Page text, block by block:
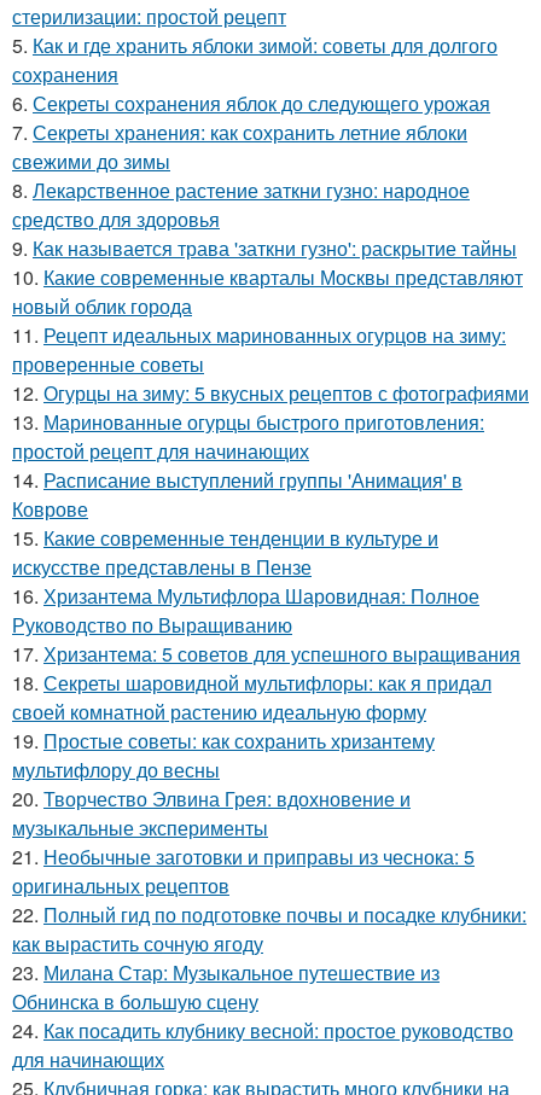
стерилизации: простой рецепт
5. Как и где хранить яблоки зимой: советы для долгого
сохранения
6. Секреты сохранения яблок до следующего урожая
7. Секреты хранения: как сохранить летние яблоки
свежими до зимы
8. Лекарственное растение заткни гузно: народное
средство для здоровья
9. Как называется трава 'заткни гузно': раскрытие тайны
10. Какие современные кварталы Москвы представляют
новый облик города
11. Рецепт идеальных маринованных огурцов на зиму:
проверенные советы
12. Огурцы на зиму: 5 вкусных рецептов с фотографиями
13. Маринованные огурцы быстрого приготовления:
простой рецепт для начинающих
14. Расписание выступлений группы 'Анимация' в
Коврове
15. Какие современные тенденции в культуре и
искусстве представлены в Пензе
16. Хризантема Мультифлора Шаровидная: Полное
Руководство по Выращиванию
17. Хризантема: 5 советов для успешного выращивания
18. Секреты шаровидной мультифлоры: как я придал
своей комнатной растению идеальную форму
19. Простые советы: как сохранить хризантему
мультифлору до весны
20. Творчество Элвина Грея: вдохновение и
музыкальные эксперименты
21. Необычные заготовки и приправы из чеснока: 5
оригинальных рецептов
22. Полный гид по подготовке почвы и посадке клубники:
как вырастить сочную ягоду
23. Милана Стар: Музыкальное путешествие из
Обнинска в большую сцену
24. Как посадить клубнику весной: простое руководство
для начинающих
25. Клубничная горка: как вырастить много клубники на